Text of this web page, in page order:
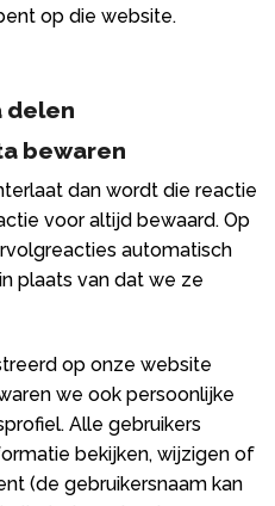
op die website.
delen
bewaren
dan wordt die reactie
voor altijd bewaard. Op
automatisch
plaats van dat we ze
op onze website
we ook persoonlijke
Alle gebruikers
bekijken, wijzigen of
(de gebruikersnaam kan